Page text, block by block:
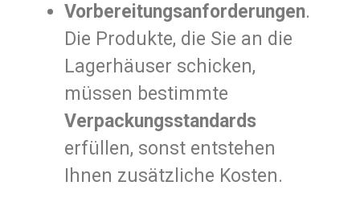
Vorbereitungsanforderungen.
Die Produkte, die Sie an die
Lagerhäuser schicken,
müssen bestimmte
Verpackungsstandards
erfüllen, sonst entstehen
Ihnen zusätzliche Kosten.